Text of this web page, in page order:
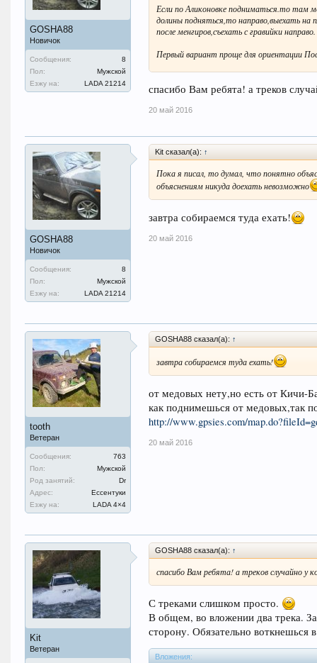
GOSHA88
Новичок
Сообщения:
8
Пол:
Мужской
Езжу на:
LADA 21214
Если по Аликоновке подниматься.то там
долины подняться,то направо,выехать на
после менгиров,съехать с гравийки направо.
Первый вариант проще для ориентации
спасибо Вам ребята! а треков
20 май 2016
GOSHA88
Новичок
Сообщения:
8
Пол:
Мужской
Езжу на:
LADA 21214
Kit сказал(а): ↑
Пока я писал, то думал, что понятно
объяснениям никуда доехать невозможно
завтра собираемся туда ехать!
20 май 2016
tooth
Ветеран
Сообщения:
763
Пол:
Мужской
Род занятий:
Dr
Адрес:
Ессентуки
Езжу на:
LADA 4×4
GOSHA88 сказал(а): ↑
завтра собираемся туда ехать!
от медовых нету,но есть от Кичи-
как поднимешься от медовых,так
http://www.gpsies.com/
20 май 2016
Kit
Ветеран
GOSHA88 сказал(а): ↑
спасибо Вам ребята! а треков случайно у
С треками слишком просто.
В общем, во вложении два трека.
сторону. Обязательно
Вложения: